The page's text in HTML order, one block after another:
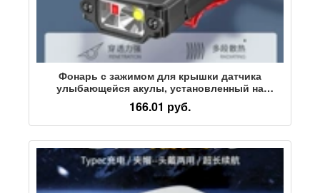
Фонарь с зажимом для крышки датчика
улыбающейся акулы, установленный на
голове, с сильным световым полем,
суперяркий фонарь для рыбалки, ультралегкий
портативный фонарь для фар
166.01 руб.